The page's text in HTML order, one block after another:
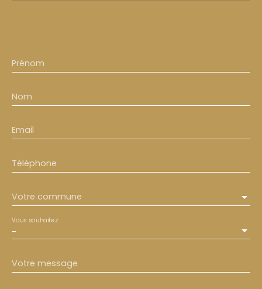
Prénom
Nom
Email
Téléphone
Votre commune
-
Vous souhaitez
Votre message